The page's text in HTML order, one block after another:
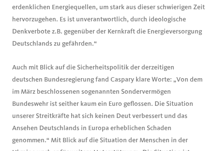
erdenklichen Energiequellen, um stark aus dieser schwierigen Zeit
hervorzugehen. Es ist unverantwortlich, durch ideologische
Denkverbote z.B. gegenüber der Kernkraft die Energieversorgung
Deutschlands zu gefährden.“
Auch mit Blick auf die Sicherheitspolitik der derzeitigen
deutschen Bundesregierung fand Caspary klare Worte: „Von dem
im März beschlossenen sogenannten Sondervermögen
Bundeswehr ist seither kaum ein Euro geflossen. Die Situation
unserer Streitkräfte hat sich keinen Deut verbessert und das
Ansehen Deutschlands in Europa erheblichen Schaden
genommen.“ Mit Blick auf die Situation der Menschen in der